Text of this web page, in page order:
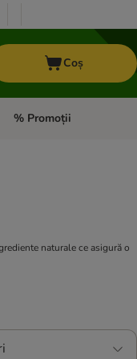
Coș
+ VET Diete
Deschideți meniul cu
% Promoții
naturale ce asigură o